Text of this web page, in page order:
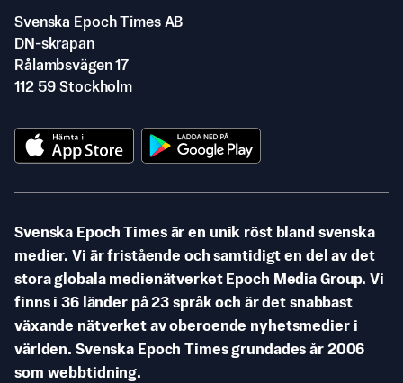
Svenska Epoch Times AB
DN-skrapan
Rålambsvägen 17
112 59 Stockholm
Svenska Epoch Times är en unik röst bland svenska
medier. Vi är fristående och samtidigt en del av det
stora globala medienätverket Epoch Media Group. Vi
finns i 36 länder på 23 språk och är det snabbast
växande nätverket av oberoende nyhetsmedier i
världen. Svenska Epoch Times grundades år 2006
som webbtidning.